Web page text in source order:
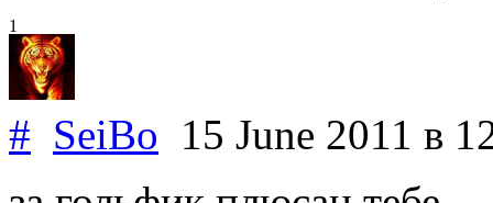
1
# SeiBo 15 June 2011 в